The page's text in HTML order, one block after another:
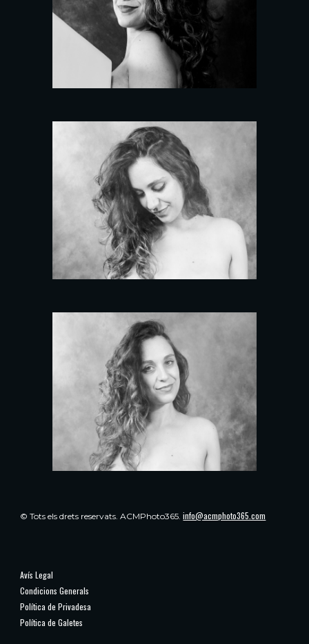
© Tots els drets reservats.ACMPhoto365. info@acmphoto365.com
Avís Legal
Condicions Generals
Política de Privadesa
Política de Galetes